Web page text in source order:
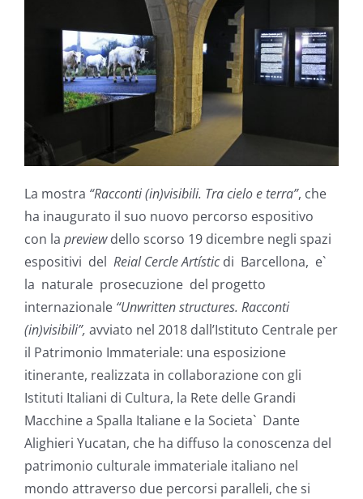
La mostra “Racconti (in)visibili. Tra cielo e terra”, che
ha inaugurato il suo nuovo percorso espositivo
con la previewdello scorso 19 dicembre negli spazi
espositivi del Reial Cercle Artísticdi Barcellona, e`
la naturale prosecuzione del progetto
internazionale “Unwritten structures. Racconti
(in)visibili”, avviato nel 2018 dall’Istituto Centrale per
il Patrimonio Immateriale: una esposizione
itinerante, realizzata in collaborazione con gli
Istituti Italiani di Cultura, la Rete delle Grandi
Macchine a Spalla Italiane e la Societa` Dante
Alighieri Yucatan, che ha diffuso la conoscenza del
patrimonio culturale immateriale italiano nel
mondo attraverso due percorsi paralleli, che si